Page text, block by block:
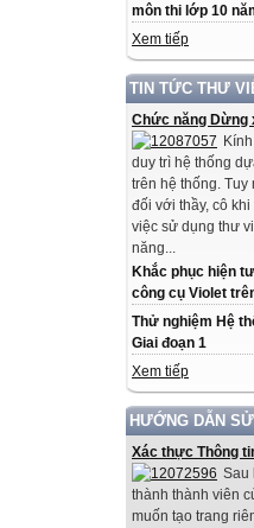
môn thi lớp 10
Xem tiếp
TIN TỨC THƯ
Chức năng Dừng
duy trì hệ thống
trên hệ thống. Tuy
đối với thầy, cô
việc sử dụng thư
năng...
Khắc phục hiện
công cụ Violet
Thử nghiệm Hệ
Giai đoạn 1
Xem tiếp
HƯỚNG DẪN
Xác thực Thông
Sau
thành thành viên
muốn tạo trang